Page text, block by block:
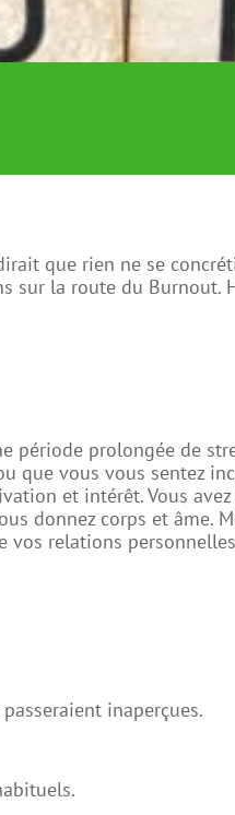
que rien ne se
sur la route du
période prolongée de
vous vous sentez
et intérêt. Vous
donnez corps et âme.
relations
inaperçues.